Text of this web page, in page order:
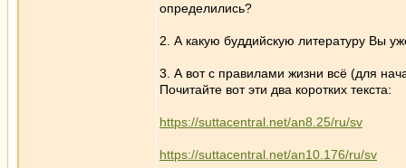
определились?
2. А какую буддийскую литературу Вы
3. А вот с правилами жизни всё (для
Почитайте вот эти два коротких текста:
https://suttacentral.net/an8.25/ru/sv
https://suttacentral.net/an10.176/ru/sv